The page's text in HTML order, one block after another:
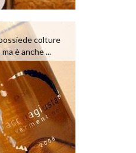
colture
è anche ...